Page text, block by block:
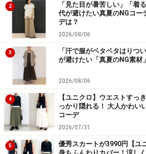
2
「見た目が暑苦しい」「着
代が避けたい真夏のNGコー
デは？
2026/08/06
3
「汗で服がベタベタはりつ
が避けたい「真夏のNG素材
2026/08/06
4
【ユニクロ】ウエストすっ
っかり隠れる！ 大人かわい
コーデ
2026/07/31
5
優秀スカートが3990円【ユ